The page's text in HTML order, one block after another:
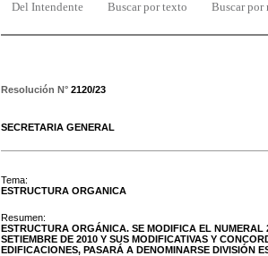
Del Intendente Buscar por texto Buscar por
Resolución N° 2120/23
SECRETARIA GENERAL
Tema:
ESTRUCTURA ORGANICA
Resumen:
ESTRUCTURA ORGÁNICA. SE MODIFICA EL
SETIEMBRE DE 2010 Y SUS MODIFICATIVAS Y
EDIFICACIONES, PASARÁ A DENOMINARSE DIVISIÓN